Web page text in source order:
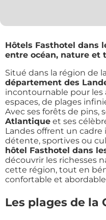
Hôtels Fasthotel dans
entre océan, nature et
Situé dans la région de
département des
incontournable pour les
espaces, de plages
Avec ses forêts de pins,
Atlantique et ses
Landes offrent un cadre
détente, sportives ou
hôtel Fasthotel dans
découvrir les richesses
cette région, tout en
confortable et
Les plages de la